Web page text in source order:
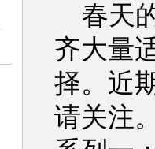
春天
齐大量
择。近
请关注